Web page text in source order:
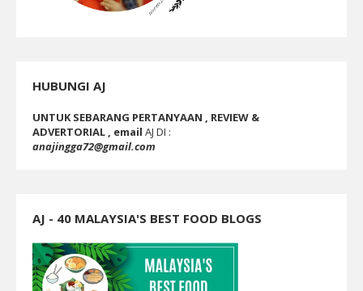
HUBUNGI AJ
UNTUK SEBARANG PERTANYAAN , REVIEW &
ADVERTORIAL , email AJ DI :
anajingga72@gmail.com
AJ - 40 MALAYSIA'S BEST FOOD BLOGS